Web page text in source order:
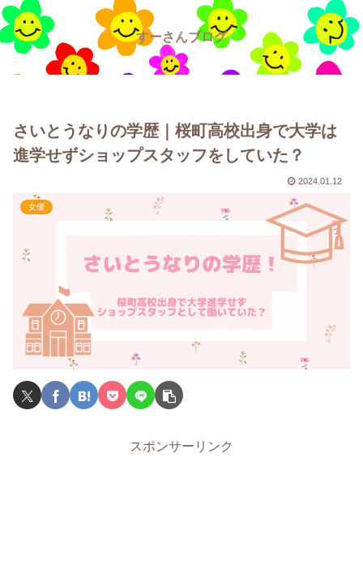
すーさんブログ
さいとうなりの学歴｜桜町高校出身で大学は
進学せずショップスタッフをしていた？
2024.01.12
女優
スポンサーリンク